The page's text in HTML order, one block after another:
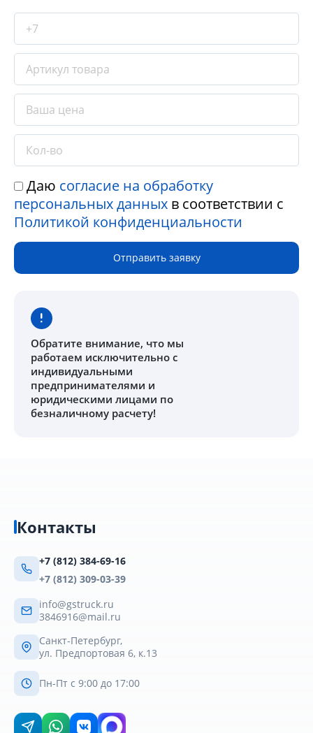
Даю согласие на обработку
персональных данных в соответствии с
Политикой конфиденциальности
Отправить заявку
Обратите внимание, что мы
работаем исключительно с
индивидуальными
предпринимателями и
юридическими лицами по
безналичному расчету!
Контакты
+7 (812) 384-69-16
+7 (812) 309-03-39
info@gstruck.ru
3846916@mail.ru
Санкт-Петербург,
ул. Предпортовая 6, к.13
Пн-Пт с 9:00 до 17:00